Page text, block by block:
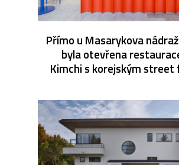
Přímo u Masarykova
byla otevřena
Kimchi s korejským street